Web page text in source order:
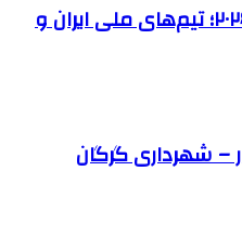
مقدماتی جام جهانی ۲۰۲۶؛ تیم‌های ملی ایران و
– شهرداری گرگان